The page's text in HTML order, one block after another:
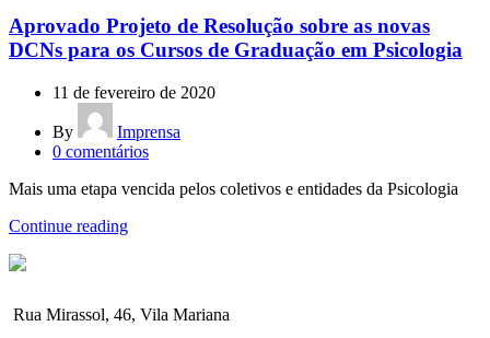
Aprovado Projeto de Resolução sobre as novas
DCNs para os Cursos de Graduação em Psicologia
11 de fevereiro de 2020
By
Imprensa
0 comentários
Mais uma etapa vencida pelos coletivos e entidades da Psicologia
Continue reading
Rua Mirassol, 46, Vila Mariana